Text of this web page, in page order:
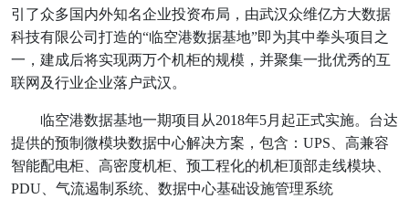
引了众多国内外知名企业投资布局，由武汉众维亿方大数据
科技有限公司打造的“临空港数据基地”即为其中拳头项目之
一，建成后将实现两万个机柜的规模，并聚集一批优秀的互
联网及行业企业落户武汉。
临空港数据基地一期项目从2018年5月起正式实施。台达
提供的预制微模块数据中心解决方案，包含：UPS、高兼容
智能配电柜、高密度机柜、预工程化的机柜顶部走线模块、
PDU、气流遏制系统、数据中心基础设施管理系统